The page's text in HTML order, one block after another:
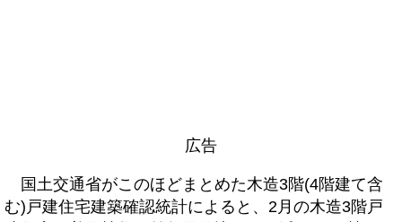
広告
国土交通省がこのほどまとめた木造3階(4階建て含
む)戸建住宅建築確認統計によると、2月の木造3階戸